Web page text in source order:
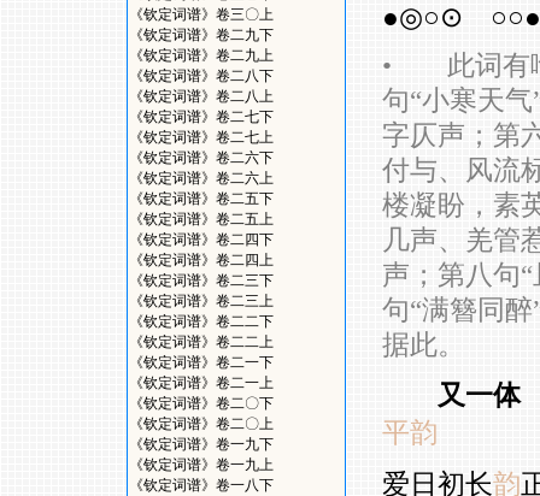
《钦定词谱》卷三〇上
《钦定词谱》卷二九下
《钦定词谱》卷二九上
《钦定词谱》卷二八下
《钦定词谱》卷二八上
《钦定词谱》卷二七下
《钦定词谱》卷二七上
《钦定词谱》卷二六下
《钦定词谱》卷二六上
《钦定词谱》卷二五下
《钦定词谱》卷二五上
《钦定词谱》卷二四下
《钦定词谱》卷二四上
《钦定词谱》卷二三下
《钦定词谱》卷二三上
《钦定词谱》卷二二下
《钦定词谱》卷二二上
《钦定词谱》卷二一下
《钦定词谱》卷二一上
《钦定词谱》卷二〇下
《钦定词谱》卷二〇上
《钦定词谱》卷一九下
《钦定词谱》卷一九上
《钦定词谱》卷一八下
●◎○⊙
• 此词有喻
句“小寒天
字仄声；第
付与、风流
楼凝盼，素
几声、羌管
声；第八句
句“满簪同
据此。
又一体
平韵
爱日初长韵